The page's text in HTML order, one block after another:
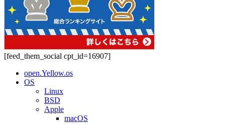
[feed_them_social cpt_id=16907]
open.Yellow.os
OS
Linux
BSD
Apple
macOS